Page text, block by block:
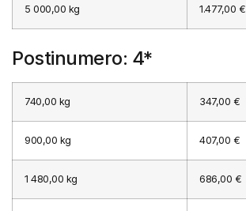
5 000,00 kg 1.477,00 €
Postinumero: 4*
740,00 kg 347,00 €
900,00 kg 407,00 €
1 480,00 kg 686,00 €